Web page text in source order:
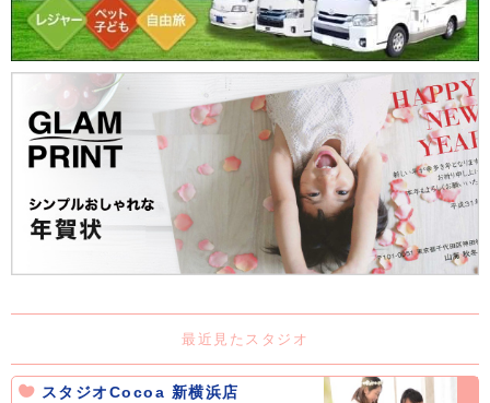
最近見たスタジオ
スタジオCocoa 新横浜店